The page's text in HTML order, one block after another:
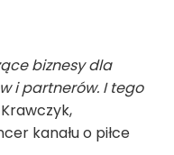
biznesy dla
i partnerów. I tego
kanału o piłce